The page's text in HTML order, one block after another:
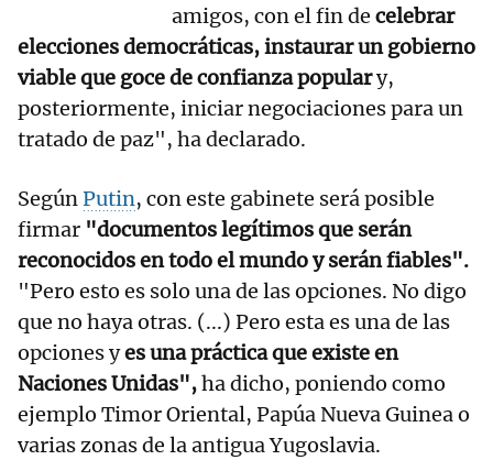
amigos, con el fin de celebrar
elecciones democráticas, instaurar un gobierno
viable que goce de confianza populary,
posteriormente, iniciar negociaciones para un
tratado de paz", ha declarado.
SegúnPutin, con este gabinete será posible
firmar "documentos legítimos que serán
reconocidos en todo el mundo y serán fiables".
"Pero esto es solo una de las opciones. No digo
que no haya otras. (...) Pero esta es una de las
opciones yes una práctica que existe en
Naciones Unidas",ha dicho, poniendo como
ejemplo Timor Oriental, Papúa Nueva Guinea o
varias zonas de la antigua Yugoslavia.